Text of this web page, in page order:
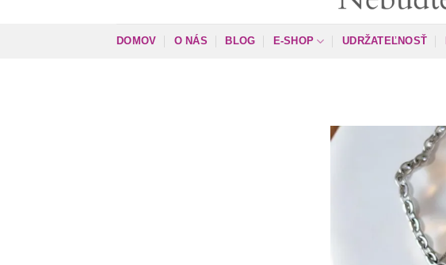
DOMOV O NÁS BLOG E-SHOP UDRŽATEĽNOSŤ